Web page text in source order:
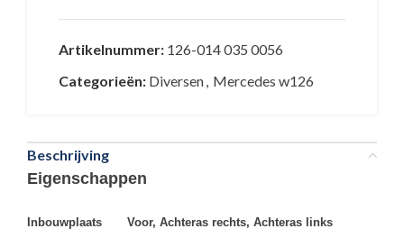
Artikelnummer: 126-014 035 0056
Categorieën: Diversen, Mercedes w126
Beschrijving
Eigenschappen
Inbouwplaats Voor, Achteras rechts, Achteras links